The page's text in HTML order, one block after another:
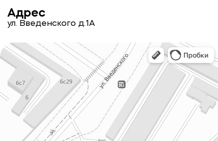
Адрес
ул. Введенского д.1А